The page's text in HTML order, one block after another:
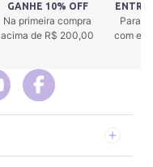
GANHE 10% OFF
Na primeira compra
acima de R$ 200,00
Para
com